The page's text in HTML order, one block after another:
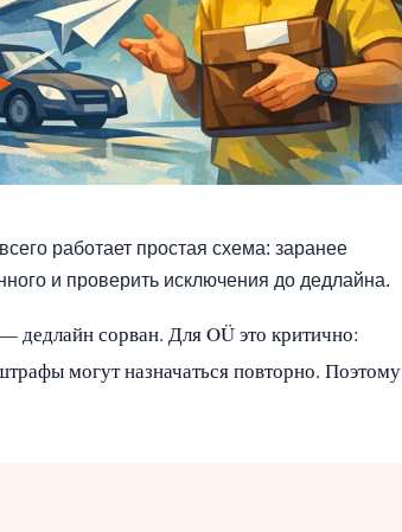
работает простая схема: заранее
и проверить исключения до дедлайна.
дедлайн сорван. Для OÜ это критично:
могут назначаться повторно. Поэтому